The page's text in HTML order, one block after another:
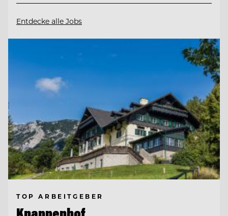
Entdecke alle Jobs
TOP ARBEITGEBER